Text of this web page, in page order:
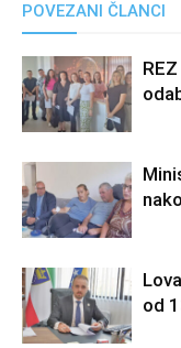
POVEZANI ČLANCI
od